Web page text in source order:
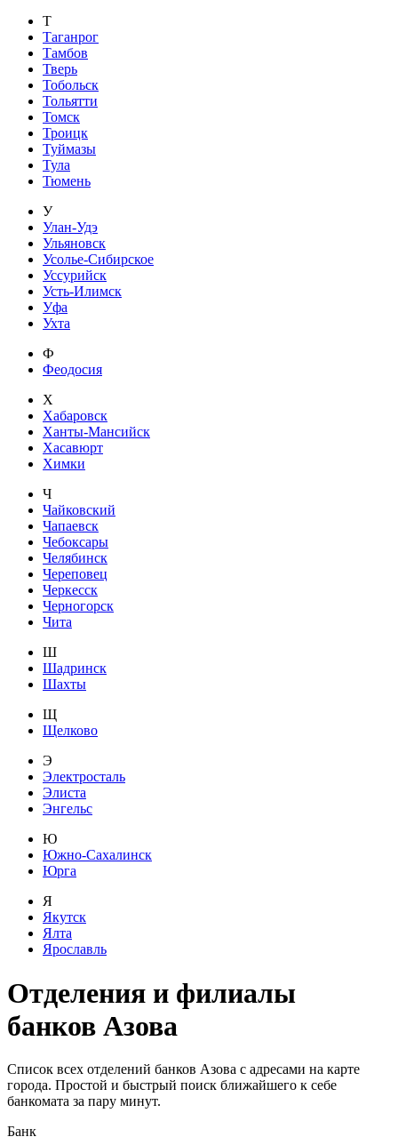
Т
Таганрог
Тамбов
Тверь
Тобольск
Тольятти
Томск
Троицк
Туймазы
Тула
Тюмень
У
Улан-Удэ
Ульяновск
Усолье-Сибирское
Уссурийск
Усть-Илимск
Уфа
Ухта
Ф
Феодосия
Х
Хабаровск
Ханты-Мансийск
Хасавюрт
Химки
Ч
Чайковский
Чапаевск
Чебоксары
Челябинск
Череповец
Черкесск
Черногорск
Чита
Ш
Шадринск
Шахты
Щ
Щелково
Э
Электросталь
Элиста
Энгельс
Ю
Южно-Сахалинск
Юрга
Я
Якутск
Ялта
Ярославль
Отделения и филиалы
банков Азова
Список всех отделений банков Азова с адресами на карте
города. Простой и быстрый поиск ближайшего к себе
банкомата за пару минут.
Банк